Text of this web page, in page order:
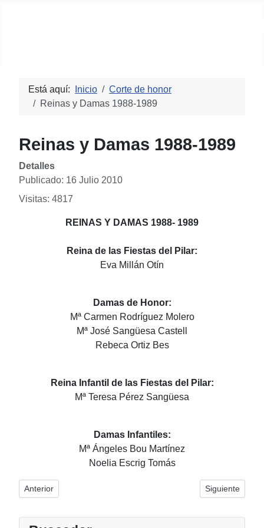
Está aquí: Inicio
Corte de honor
Reinas y Damas 1988-1989
Reinas y Damas 1988-1989
Detalles
Publicado: 16 Julio 2010
Visitas: 4817
REINAS Y DAMAS 1988- 1989
Reina de las Fiestas del Pilar:
Eva Millán Otín
Damas de Honor:
Mª Carmen Rodríguez Molero
Mª José Sangüesa Castell
Rebeca Ortiz Bes
Reina Infantil de las Fiestas del Pilar:
Mª Teresa Pérez Sangüesa
Damas Infantiles:
Mª Ángeles Bou Martínez
Noelia Escrig Tomás
Artículo anterior: Reinas y Damas 1979
Anterior Artículo
Siguiente